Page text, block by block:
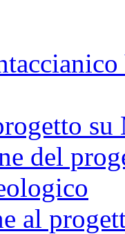
del
al